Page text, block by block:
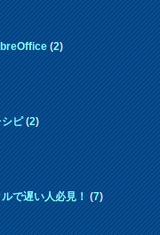
(2)
シピ(2)
で遅い人必見！(7)